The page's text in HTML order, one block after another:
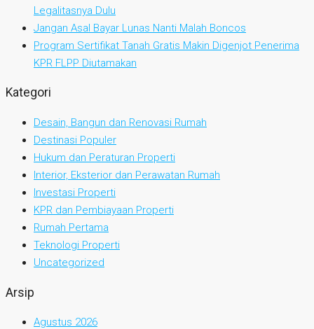
Legalitasnya Dulu
Jangan Asal Bayar Lunas Nanti Malah Boncos
Program Sertifikat Tanah Gratis Makin Digenjot Penerima
KPR FLPP Diutamakan
Kategori
Desain, Bangun dan Renovasi Rumah
Destinasi Populer
Hukum dan Peraturan Properti
Interior, Eksterior dan Perawatan Rumah
Investasi Properti
KPR dan Pembiayaan Properti
Rumah Pertama
Teknologi Properti
Uncategorized
Arsip
Agustus 2026